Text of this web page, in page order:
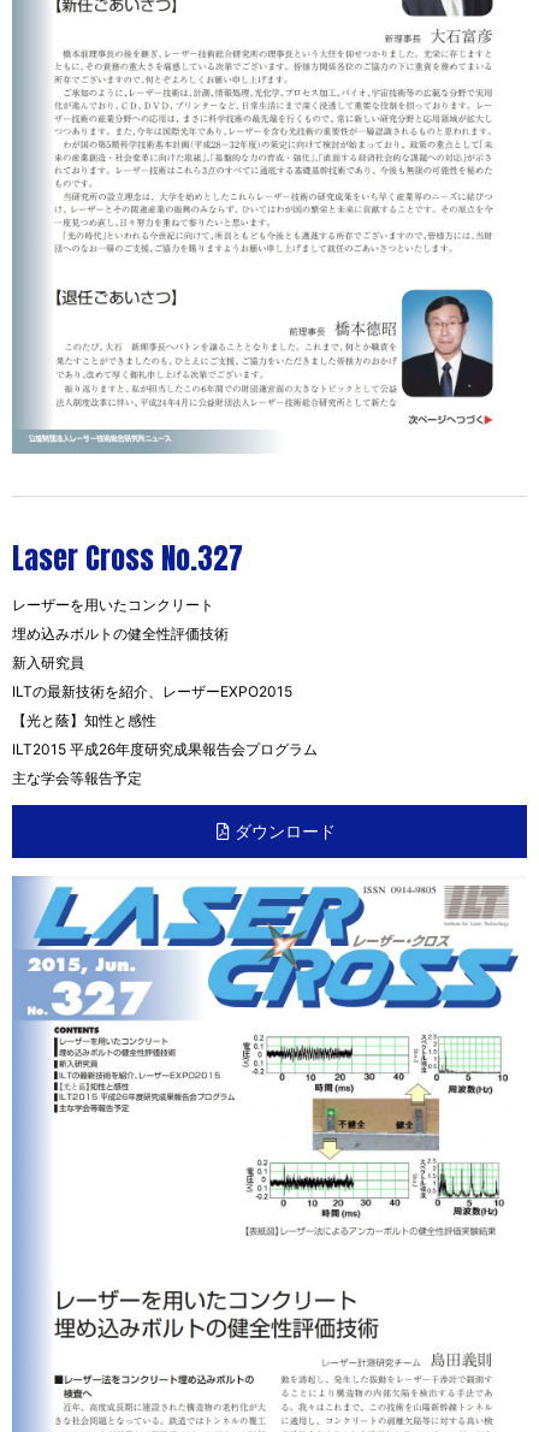
Laser Cross No.327
レーザーを用いたコンクリート
埋め込みボルトの健全性評価技術
新入研究員
ILTの最新技術を紹介、レーザーEXPO2015
【光と蔭】知性と感性
ILT2015 平成26年度研究成果報告会プログラム
主な学会等報告予定
ダウンロード